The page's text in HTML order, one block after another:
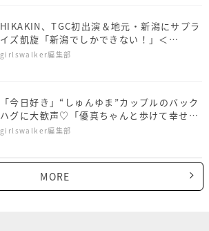
HIKAKIN、TGC初出演＆地元・新潟にサプラ
イズ凱旋「新潟でしかできない！」＜
NAMICS presents TGC 新潟 2026＞
girlswalker編集部
「今日好き」“しゅんゆま”カップルのバック
ハグに大歓声♡「優真ちゃんと歩けて幸せ」
＜NAMICS presents TGC 新潟 2026＞
girlswalker編集部
MORE